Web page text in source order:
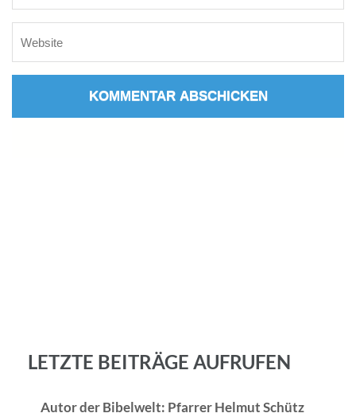
LETZTE BEITRÄGE AUFRUFEN
Autor der Bibelwelt: Pfarrer Helmut Schütz